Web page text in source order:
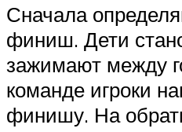
Сначала
финиш. Дети
зажимают между
команде игроки
финишу. На